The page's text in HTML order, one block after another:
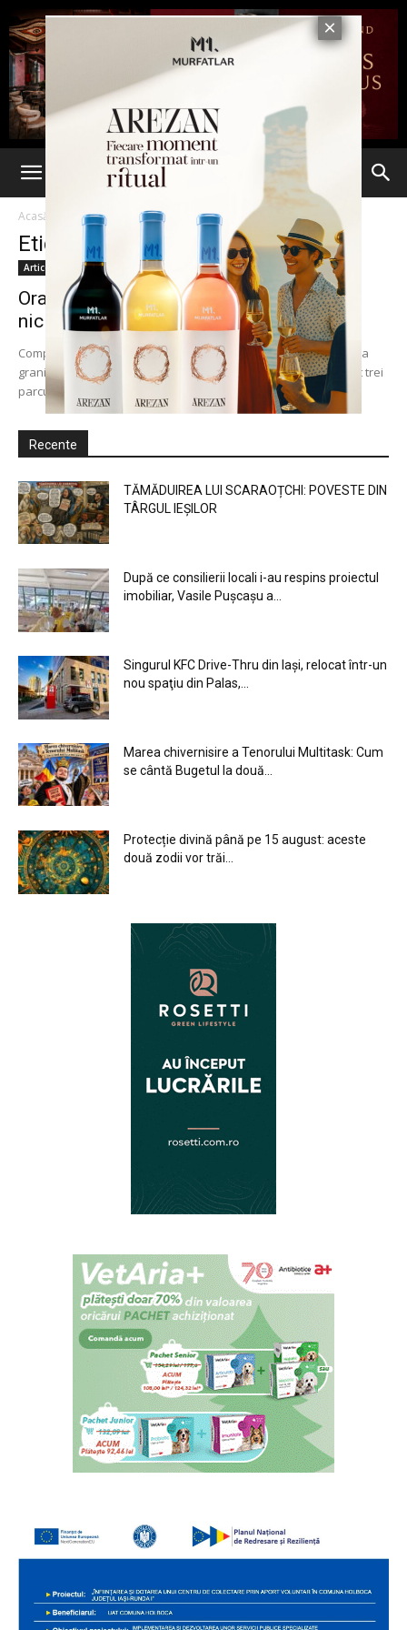
Acasă Etichete Transport greu
Etichetă: transport greu
Articole
Oradea – 4 parcuri industriale, Iași –
niciunul. La ei –...
Comparația Iași-Oradea este obligatorie, chiar dacă orașul de la
granița cu Ungaria are avantajul poziției geografice. Au umplut trei
parcuri în 8 ani, cu...
Recente
TĂMĂDUIREA LUI SCARAOȚCHI: POVESTE DIN
TÂRGUL IEȘILOR
După ce consilierii locali i-au respins proiectul
imobiliar, Vasile Pușcașu a...
Singurul KFC Drive-Thru din Iași, relocat într-un
nou spaţiu din Palas,...
Marea chivernisire a Tenorului Multitask: Cum
se cântă Bugetul la două...
Protecție divină până pe 15 august: aceste
două zodii vor trăi...